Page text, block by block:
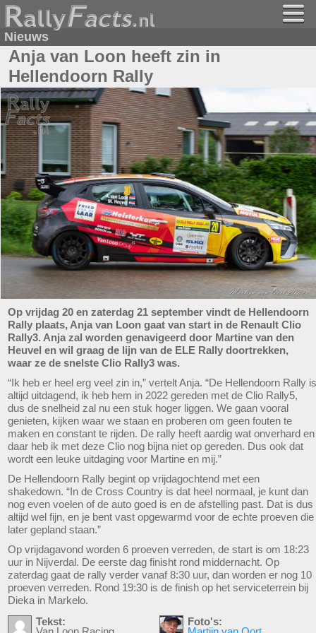
Nieuws
Anja van Loon heeft zin in
Hellendoorn Rally
Op vrijdag 20 en zaterdag 21 september vindt de Hellendoorn
Rally plaats, Anja van Loon gaat van start in de Renault Clio
Rally3. Anja zal worden genavigeerd door Martine van den
Heuvel en wil graag de lijn van de ELE Rally doortrekken,
waar ze de snelste Clio Rally3 was.
“Ik heb er heel erg veel zin in,” vertelt Anja. “De Hellendoorn Rally is
altijd uitdagend, ik heb hem in 2022 gereden met de Clio Rally5,
dus de snelheid zal nu een stuk hoger liggen. We gaan vooral
genieten, kijken waar we staan en proberen om geen fouten te
maken en constant te rijden. De rally heeft aardig wat onverhard en
daar heb ik met deze Clio nog bijna niet op gereden. Dus ook dat
wordt een leuke uitdaging voor Martine en mij.”
De Hellendoorn Rally begint op vrijdagochtend met een
shakedown. “In de Cross Country is dat heel normaal, je kunt dan
nog even voelen of de auto goed is en de afstelling past. Dat is dus
altijd wel fijn, en je bent vast opgewarmd voor de echte proeven die
later gepland staan.”
Op vrijdagavond worden 6 proeven verreden, de start is om 18:23
uur in Nijverdal. De eerste dag finisht rond middernacht. Op
zaterdag gaat de rally verder vanaf 8:30 uur, dan worden er nog 10
proeven verreden. Rond 19:30 is de finish op het serviceterrein bij
Dieka in Markelo.
Tekst:
Foto's: